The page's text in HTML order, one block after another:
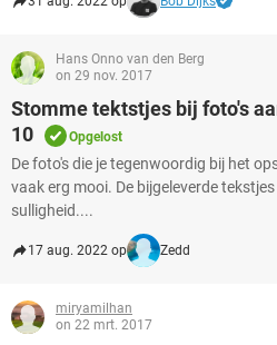
Hans Onno van den Berg
on 29 nov. 2017
Stomme tektstjes bij foto's
10
Opgelost
De foto's die je tegenwoordig bij het
vaak erg mooi. De bijgeleverde
sulligheid....
17 aug. 2022 op Zedd
miryamilhan
on 22 mrt. 2017